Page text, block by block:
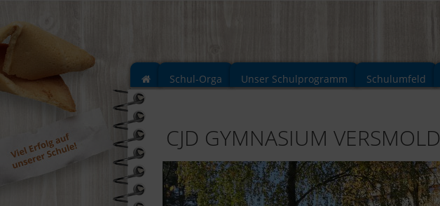
Schul-Orga Unser Schulprogramm Schulumfeld
CJD GYMNASIUM VERSMOLD